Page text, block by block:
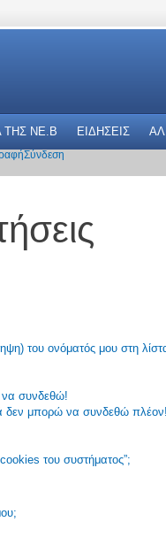
NE.B ΕΙΔΗΣΕΙΣ
Σύνδεση
του ονόματός μου στη
συνδεθώ!
δεν μπορώ να συνδεθώ
του συστήματος”;